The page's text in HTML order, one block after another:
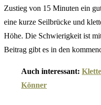
Zustieg von 15 Minuten ein
eine kurze Seilbrücke und
Höhe. Die Schwierigkeit ist
Beitrag gibt es in den
Auch interessant:
Könner